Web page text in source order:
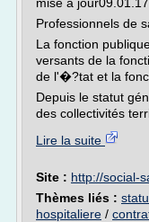
Professionnels de
La fonction
versants de la
de l'�?tat et la
Depuis le statut
des collectivités
Lire la suite
Site : http://social-
Thèmes liés :
hospitaliere /